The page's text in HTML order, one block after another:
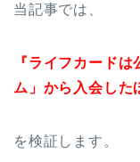
当記事では、
『ライフカード
ム」から入会した
を検証します。